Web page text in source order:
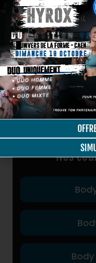
Intensité faible
Durée
55 minutes
environ
Nos